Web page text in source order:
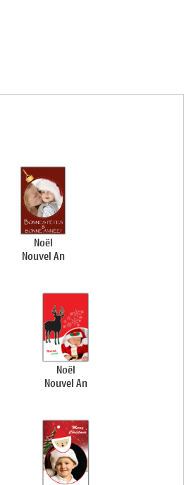
Noël
Nouvel An
Noël
Nouvel An